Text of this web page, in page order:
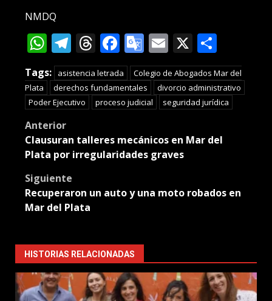
NMDQ
WhatsApp
Telegram
Threads
Facebook
Google
Translate
Email
X
Tags: asistencia letrada
Colegio de Abogados Mar del
Plata
derechos fundamentales
divorcio administrativo
Poder Ejecutivo
proceso judicial seguridad jurídica
Post
navigation
Anterior
Clausuran talleres mecánicos en Mar del
Plata por irregularidades graves
Siguiente
Recuperaron un auto y una moto robados en
Mar del Plata
HISTORIAS RELACIONADAS